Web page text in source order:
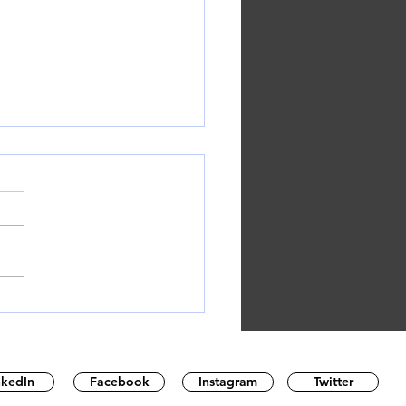
laboral
Facebook Instagram Twitter